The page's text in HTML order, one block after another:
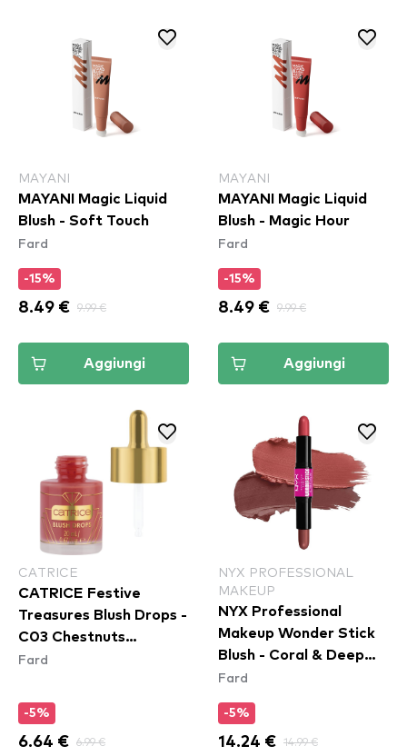
MAYANI
MAYANI Magic Liquid
Blush - Soft Touch
Fard
-15%
8.49 € 9.99 €
Aggiungi
MAYANI
MAYANI Magic Liquid
Blush - Magic Hour
Fard
-15%
8.49 € 9.99 €
Aggiungi
CATRICE
CATRICE Festive
Treasures Blush Drops -
C03 Chestnuts
Roasting
Fard
-5%
6.64 € 6.99 €
NYX PROFESSIONAL
MAKEUP
NYX Professional
Makeup Wonder Stick
Blush - Coral & Deep
Peach (WSB03)
Fard
-5%
14.24 € 14.99 €